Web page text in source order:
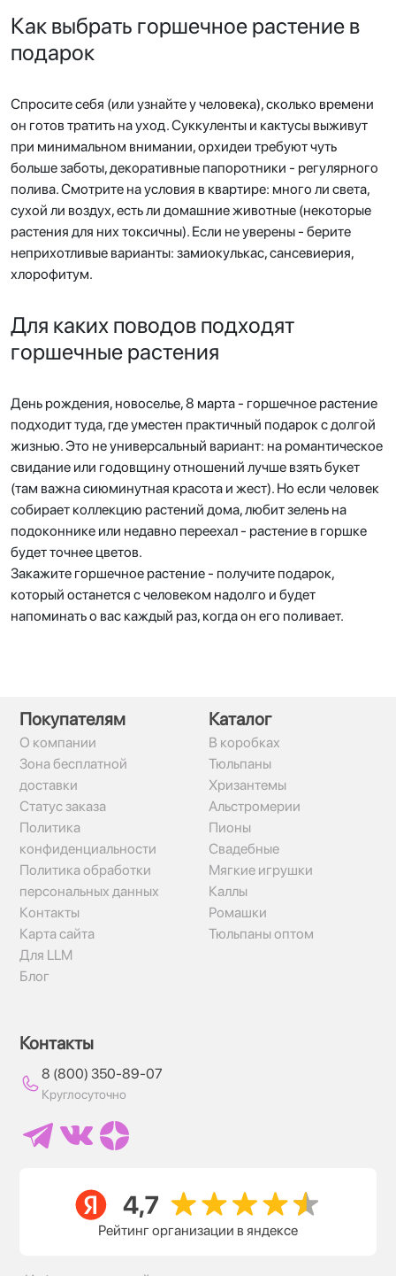
Как выбрать горшечное растение в
подарок
Спросите себя (или узнайте у человека), сколько времени
он готов тратить на уход. Суккуленты и кактусы выживут
при минимальном внимании, орхидеи требуют чуть
больше заботы, декоративные папоротники - регулярного
полива. Смотрите на условия в квартире: много ли света,
сухой ли воздух, есть ли домашние животные (некоторые
растения для них токсичны). Если не уверены - берите
неприхотливые варианты: замиокулькас, сансевиерия,
хлорофитум.
Для каких поводов подходят
горшечные растения
День рождения, новоселье, 8 марта - горшечное растение
подходит туда, где уместен практичный подарок с долгой
жизнью. Это не универсальный вариант: на романтическое
свидание или годовщину отношений лучше взять букет
(там важна сиюминутная красота и жест). Но если человек
собирает коллекцию растений дома, любит зелень на
подоконнике или недавно переехал - растение в горшке
будет точнее цветов.
Закажите горшечное растение - получите подарок,
который останется с человеком надолго и будет
напоминать о вас каждый раз, когда он его поливает.
Покупателям
О компании
Зона бесплатной
доставки
Статус заказа
Политика
конфиденциальности
Политика обработки
персональных данных
Контакты
Карта сайта
Для LLM
Блог
Каталог
В коробках
Тюльпаны
Хризантемы
Альстромерии
Пионы
Свадебные
Мягкие игрушки
Каллы
Ромашки
Тюльпаны оптом
Контакты
8 (800) 350-89-07
Круглосуточно
Рейтинг организации в яндексе